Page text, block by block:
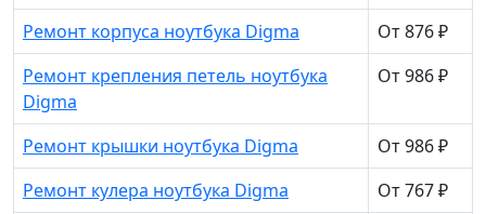
Ремонт корпуса ноутбука Digma
От 876 ₽
Ремонт крепления петель ноутбука
Digma
От 986 ₽
Ремонт крышки ноутбука Digma
От 986 ₽
Ремонт кулера ноутбука Digma
От 767 ₽